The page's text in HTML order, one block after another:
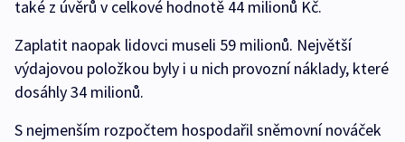
také z úvěrů v celkové hodnotě 44 milionů Kč.
Zaplatit naopak lidovci museli 59 milionů. Největší
výdajovou položkou byly i u nich provozní náklady, které
dosáhly 34 milionů.
S nejmenším rozpočtem hospodařil sněmovní nováček